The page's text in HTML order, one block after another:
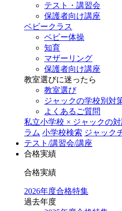
テスト・講習会
保護者向け講座
ベビークラス
ベビー体操
知育
マザーリング
保護者向け講座
教室選びに迷ったら
教室選び
ジャックの学校別対
よくあるご質問
私立小学校 × ジャックの対
ラム 小学校検索 ジャック
テスト/講習会/講座
合格実績
合格実績
2026年度合格特集
過去年度